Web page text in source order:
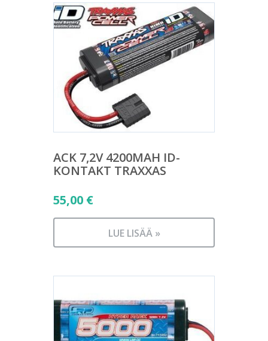
ACK 7,2V 4200MAH ID-
KONTAKT TRAXXAS
55,00 €
LUE LISÄÄ »